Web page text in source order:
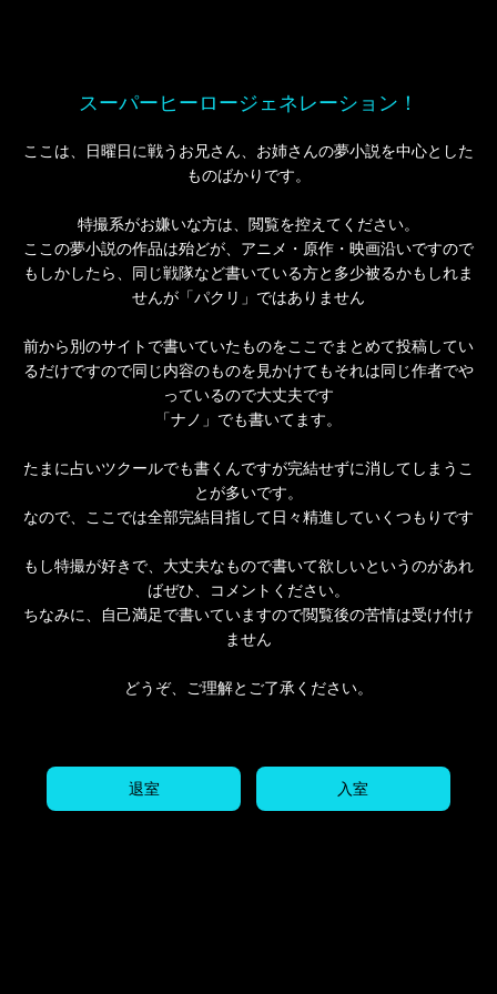
スーパーヒーロージェネレーション！
ここは、日曜日に戦うお兄さん、お姉さんの夢小説を中心とした
ものばかりです。
特撮系がお嫌いな方は、閲覧を控えてください。
ここの夢小説の作品は殆どが、アニメ・原作・映画沿いですので
もしかしたら、同じ戦隊など書いている方と多少被るかもしれま
せんが「パクリ」ではありません
前から別のサイトで書いていたものをここでまとめて投稿してい
るだけですので同じ内容のものを見かけてもそれは同じ作者でや
っているので大丈夫です
「ナノ」でも書いてます。
たまに占いツクールでも書くんですが完結せずに消してしまうこ
とが多いです。
なので、ここでは全部完結目指して日々精進していくつもりです
もし特撮が好きで、大丈夫なもので書いて欲しいというのがあれ
ばぜひ、コメントください。
ちなみに、自己満足で書いていますので閲覧後の苦情は受け付け
ません
どうぞ、ご理解とご了承ください。
退室 入室